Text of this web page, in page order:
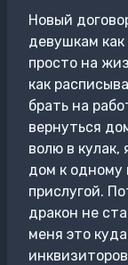
Новый
девушкам
просто на
как
брать на
вернуться
волю в кулак,
дом к одному
прислугой.
дракон не
меня это